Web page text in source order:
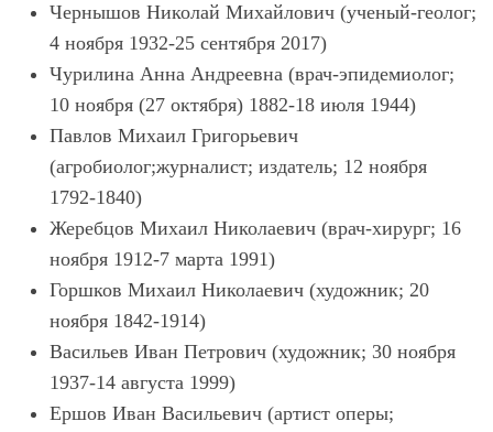
Чернышов Николай Михайлович (ученый-геолог;
4 ноября 1932-25 сентября 2017)
Чурилина Анна Андреевна (врач-эпидемиолог;
10 ноября (27 октября) 1882-18 июля 1944)
Павлов Михаил Григорьевич
(агробиолог;журналист; издатель; 12 ноября
1792-1840)
Жеребцов Михаил Николаевич (врач-хирург; 16
ноября 1912-7 марта 1991)
Горшков Михаил Николаевич (художник; 20
ноября 1842-1914)
Васильев Иван Петрович (художник; 30 ноября
1937-14 августа 1999)
Ершов Иван Васильевич (артист оперы;